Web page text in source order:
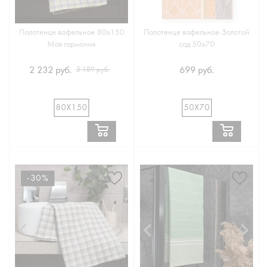
Полотенце вафельное 80х150
Моя гармония
2 232 руб. 3 189 руб.
80Х150
Полотенце вафельное Золотой
сад 50х70
699 руб.
50Х70
-30%